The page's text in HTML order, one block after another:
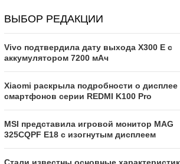
ВЫБОР РЕДАКЦИИ
Vivo подтвердила дату выхода X300 E с
аккумулятором 7200 мАч
Xiaomi раскрыла подробности о дисплее
смартфонов серии REDMI K100 Pro
MSI представила игровой монитор MAG
325CQPF E18 с изогнутым дисплеем
Стали известны основные